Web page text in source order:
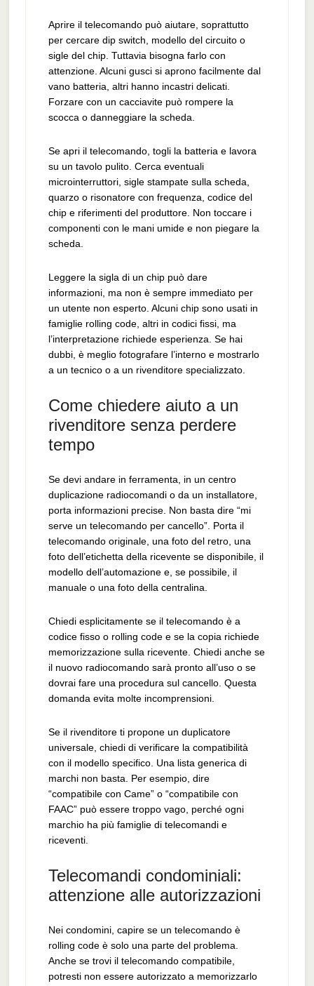
Aprire il telecomando può aiutare, soprattutto
per cercare dip switch, modello del circuito o
sigle del chip. Tuttavia bisogna farlo con
attenzione. Alcuni gusci si aprono facilmente dal
vano batteria, altri hanno incastri delicati.
Forzare con un cacciavite può rompere la
scocca o danneggiare la scheda.
Se apri il telecomando, togli la batteria e lavora
su un tavolo pulito. Cerca eventuali
microinterruttori, sigle stampate sulla scheda,
quarzo o risonatore con frequenza, codice del
chip e riferimenti del produttore. Non toccare i
componenti con le mani umide e non piegare la
scheda.
Leggere la sigla di un chip può dare
informazioni, ma non è sempre immediato per
un utente non esperto. Alcuni chip sono usati in
famiglie rolling code, altri in codici fissi, ma
l’interpretazione richiede esperienza. Se hai
dubbi, è meglio fotografare l’interno e mostrarlo
a un tecnico o a un rivenditore specializzato.
Come chiedere aiuto a un
rivenditore senza perdere
tempo
Se devi andare in ferramenta, in un centro
duplicazione radiocomandi o da un installatore,
porta informazioni precise. Non basta dire “mi
serve un telecomando per cancello”. Porta il
telecomando originale, una foto del retro, una
foto dell’etichetta della ricevente se disponibile, il
modello dell’automazione e, se possibile, il
manuale o una foto della centralina.
Chiedi esplicitamente se il telecomando è a
codice fisso o rolling code e se la copia richiede
memorizzazione sulla ricevente. Chiedi anche se
il nuovo radiocomando sarà pronto all’uso o se
dovrai fare una procedura sul cancello. Questa
domanda evita molte incomprensioni.
Se il rivenditore ti propone un duplicatore
universale, chiedi di verificare la compatibilità
con il modello specifico. Una lista generica di
marchi non basta. Per esempio, dire
“compatibile con Came” o “compatibile con
FAAC” può essere troppo vago, perché ogni
marchio ha più famiglie di telecomandi e
riceventi.
Telecomandi condominiali:
attenzione alle autorizzazioni
Nei condomini, capire se un telecomando è
rolling code è solo una parte del problema.
Anche se trovi il telecomando compatibile,
potresti non essere autorizzato a memorizzarlo